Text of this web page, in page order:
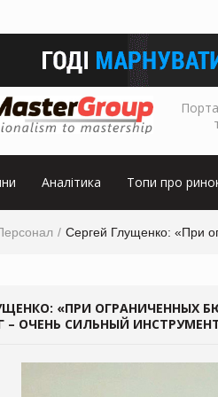
Аналітика Топи про
Сергей Глущенко: «При
«ПРИ ОГРАНИЧЕННЫХ
– ОЧЕНЬ СИЛЬНЫЙ